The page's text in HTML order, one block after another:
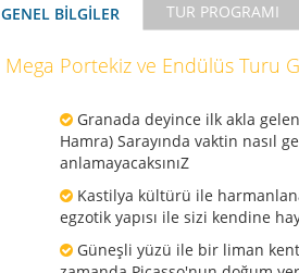
GENEL BİLGİLER TUR PROGRAMI
Mega Portekiz ve Endülüs Turu
Granada deyince ilk akla
Hamra) Sarayında vaktin nasıl
anlamayacaksınıZ
‌Kastilya kültürü ile
egzotik yapısı ile sizi kendine
Güneşli yüzü ile bir liman